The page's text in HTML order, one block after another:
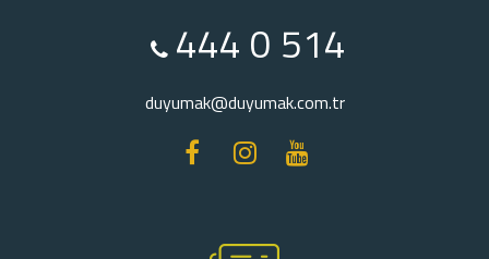
444 0 514
duyumak@duyumak.com.tr